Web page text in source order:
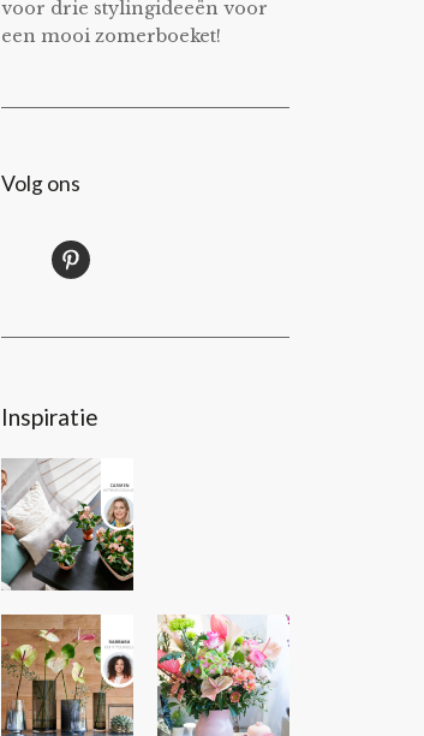
voor drie stylingideeën voor
een mooi zomerboeket!
Volg ons
Inspiratie